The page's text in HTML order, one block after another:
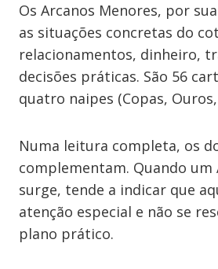
Os Arcanos Menores, por
as situações concretas do
relacionamentos, dinheiro,
decisões práticas. São 56
quatro naipes (Copas, Ouros,
Numa leitura completa, os
complementam. Quando um
surge, tende a indicar que
atenção especial e não se
plano prático.